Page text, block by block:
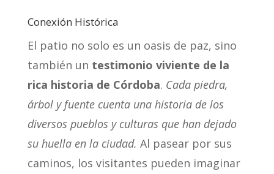
Conexión Histórica
El patio no solo es un oasis de paz, sino
también un testimonio viviente de la
rica historia de Córdoba. Cada piedra,
árbol y fuente cuenta una historia de los
diversos pueblos y culturas que han dejado
su huella en la ciudad. Al pasear por sus
caminos, los visitantes pueden imaginar